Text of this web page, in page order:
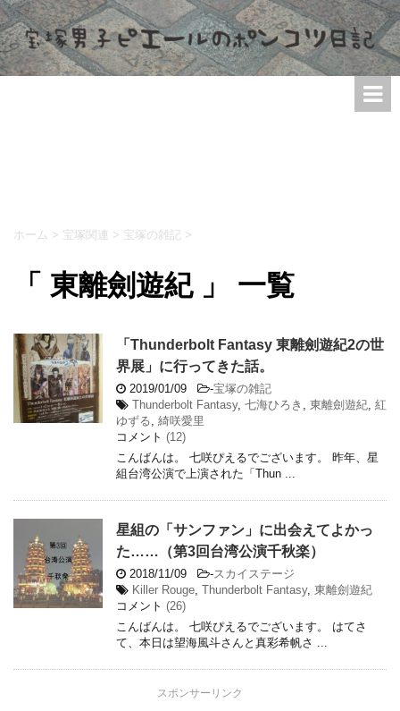
ホーム > 宝塚関連 > 宝塚の雑記 >
「 東離劍遊紀 」 一覧
「Thunderbolt Fantasy 東離劍遊紀2の世
界展」に行ってきた話。
2019/01/09 -宝塚の雑記
Thunderbolt Fantasy, 七海ひろき , 東離劍遊紀, 紅
ゆずる, 綺咲愛里
コメント (12)
こんばんは。 七咲ぴえるでございます。 昨年、星
組台湾公演で上演された「Thun ...
星組の「サンファン」に出会えてよかっ
た……（第3回台湾公演千秋楽）
2018/11/09 -スカイステージ
Killer Rouge, Thunderbolt Fantasy, 東離劍遊紀
コメント (26)
こんばんは。 七咲ぴえるでございます。 はてさ
て、本日は望海風斗さんと真彩希帆さ ...
スポンサーリンク